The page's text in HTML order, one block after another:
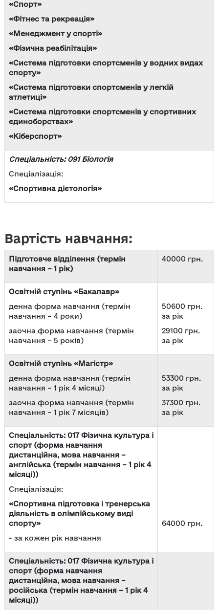
«Спорт»
«Фітнес та рекреація»
«Менеджмент у спорті»
«Фізична реабілітація»
«Система підготовки спортсменів у водних видах
спорту»
«Система підготовки спортсменів у легкій
атлетиці»
«Система підготовки спортсменів у спортивних
єдиноборствах»
«Кіберспорт»
Спеціальність: 091 Біологія
Спеціалізація:
«Спортивна дієтологія»
Вартість навчання:
Підготовче відділення (термін
навчання – 1 рік)
40000 грн.
Освітній ступінь «Бакалавр»
денна форма навчання (термін
навчання – 4 роки)
заочна форма навчання (термін
навчання – 5 років)
50600 грн.
за рік
29100 грн.
за рік
Освітній ступінь «Магістр»
денна форма навчання (термін
навчання – 1 рік 4 місяці)
заочна форма навчання (термін
навчання – 1 рік 7 місяців)
53300 грн.
за рік
37300 грн.
за рік
Спеціальність: 017 Фізична культура і
спорт (форма навчання
дистанційна, мова навчання –
англійська (термін навчання – 1 рік 4
місяці))
Спеціалізація:
«Спортивна підготовка і тренерська
діяльність в олімпійському виді
спорту»
- за кожен рік навчання
64000 грн.
Спеціальність: 017 Фізична культура і
спорт (форма навчання
дистанційна, мова навчання –
російська (термін навчання – 1 рік 4
місяці))